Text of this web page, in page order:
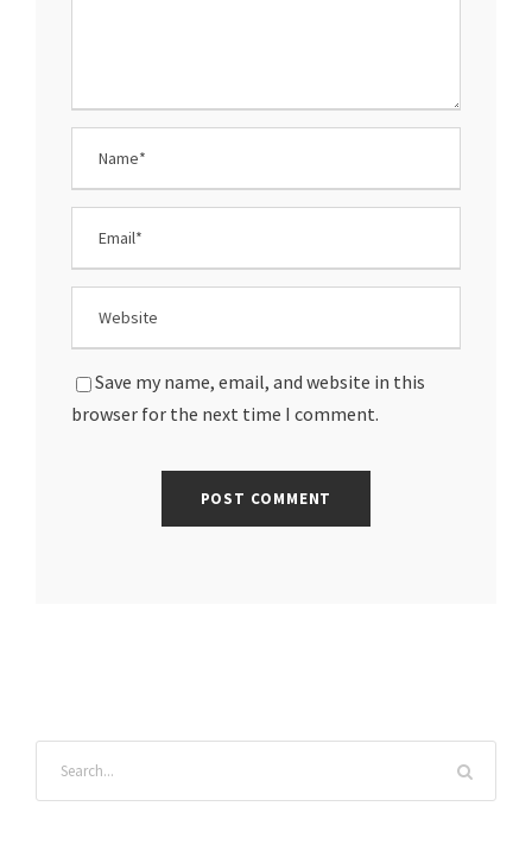
Save my name, email, and website in this
browser for the next time I comment.